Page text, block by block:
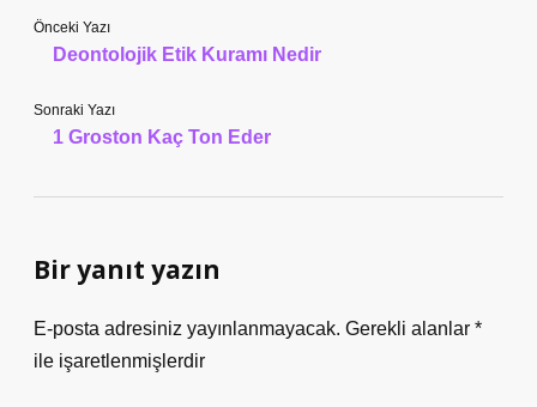
Önceki Yazı
Deontolojik Etik Kuramı Nedir
Sonraki Yazı
1 Groston Kaç Ton Eder
Bir yanıt yazın
E-posta adresiniz yayınlanmayacak. Gerekli alanlar *
ile işaretlenmişlerdir